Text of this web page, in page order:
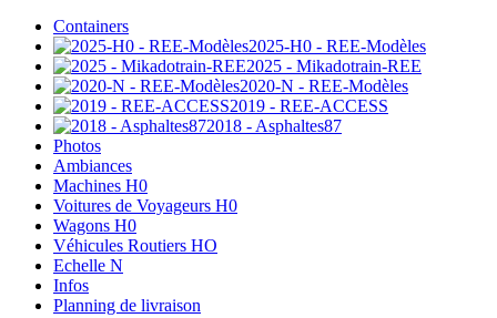
Containers
2025-H0 - REE-Modèles
2025 - Mikadotrain-REE
2020-N - REE-Modèles
2019 - REE-ACCESS
2018 - Asphaltes87
Photos
Ambiances
Machines H0
Voitures de Voyageurs H0
Wagons H0
Véhicules Routiers HO
Echelle N
Infos
Planning de livraison